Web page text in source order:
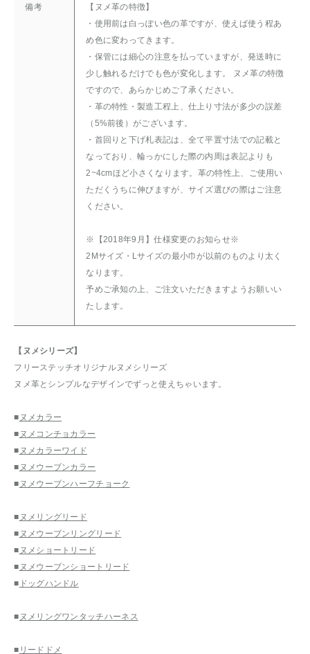
備考
【ヌメ革の特徴】
・使用前は白っぽい色の革ですが、使えば使う程あ
め色に変わってきます。
・保管には細心の注意を払っていますが、発送時に
少し触れるだけでも色が変化します。 ヌメ革の特徴
ですので、あらかじめご了承ください。
・革の特性・製造工程上、仕上り寸法が多少の誤差
（5%前後）がございます。
・首回りと下げ札表記は、全て平置寸法での記載と
なっており、輪っかにした際の内周は表記よりも
2~4cmほど小さくなります。革の特性上、ご使用い
ただくうちに伸びますが、サイズ選びの際はご注意
ください。
※【2018年9月】仕様変更のお知らせ※
2Mサイズ・Lサイズの最小巾が以前のものより太く
なります。
予めご承知の上、ご注文いただきますようお願いい
たします。
【ヌメシリーズ】
フリーステッチオリジナルヌメシリーズ
ヌメ革とシンプルなデザインでずっと使えちゃいます。
■ ヌメカラー
■ ヌメコンチョカラー
■ ヌメカラーワイド
■ ヌメウーブンカラー
■ ヌメウーブンハーフチョーク
■ ヌメリングリード
■ ヌメウーブンリングリード
■ ヌメショートリード
■ ヌメウーブンショートリード
■ ドッグハンドル
■ ヌメリングワンタッチハーネス
■ リードドメ